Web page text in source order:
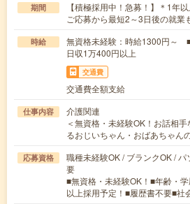
期間
【積極採用中！急募！】＊1年
ご応募から最短2～3日後の就業
時給
無資格未経験：時給1300円
日収1万400円以上
交通費
交通費全額支給
仕事内容
介護関連
＜無資格・未経験OK！お話相
るおじいちゃん・おばあちゃん
応募資格
職種未経験OK / ブランクOK /
要
■無資格・未経験OK！■年齢・
以上採用予定！■履歴書不要■